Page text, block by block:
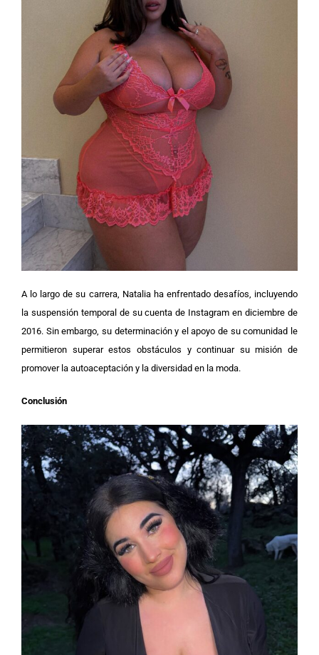
A lo largo de su carrera, Natalia ha enfrentado desafíos, incluyendo
la suspensión temporal de su cuenta de Instagram en diciembre de
2016. Sin embargo, su determinación y el apoyo de su comunidad le
permitieron superar estos obstáculos y continuar su misión de
promover la autoaceptación y la diversidad en la moda.
Conclusión